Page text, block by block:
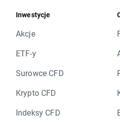
Inwestycje
Akcje
ETF-y
Surowce CFD
Krypto CFD
Indeksy CFD